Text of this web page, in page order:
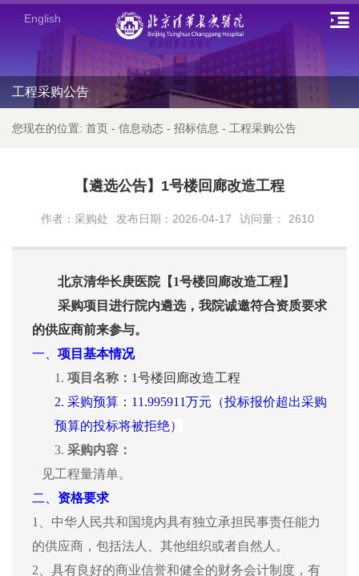
English
工程采购公告
您现在的位置: 首页 - 信息动态 - 招标信息 - 工程采购公告
【遴选公告】1号楼回廊改造工程
作者：采购处 发布日期：2026-04-17 访问量： 2610
北京清华长庚医院【1号楼回廊改造工程】
采购项目进行院内遴选，我院诚邀符合资质要求
的供应商前来参与。
一、 项目基本情况
1. 项目名称： 1号楼回廊改造工程
2. 采购预算： 11.995911万元（投标报价超出采购
预算的投标将被拒绝）
3. 采购内容：
见工程量清单。
二、 资格要求
1、中华人民共和国境内具有独立承担民事责任能力
的供应商，包括法人、其他组织或者自然人。
2、具有良好的商业信誉和健全的财务会计制度，有